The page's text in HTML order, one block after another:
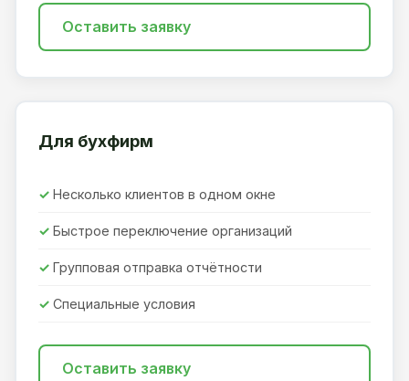
Оставить заявку
Для бухфирм
Несколько клиентов в одном окне
Быстрое переключение организаций
Групповая отправка отчётности
Специальные условия
Оставить заявку